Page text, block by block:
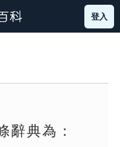
登入
辭典為：